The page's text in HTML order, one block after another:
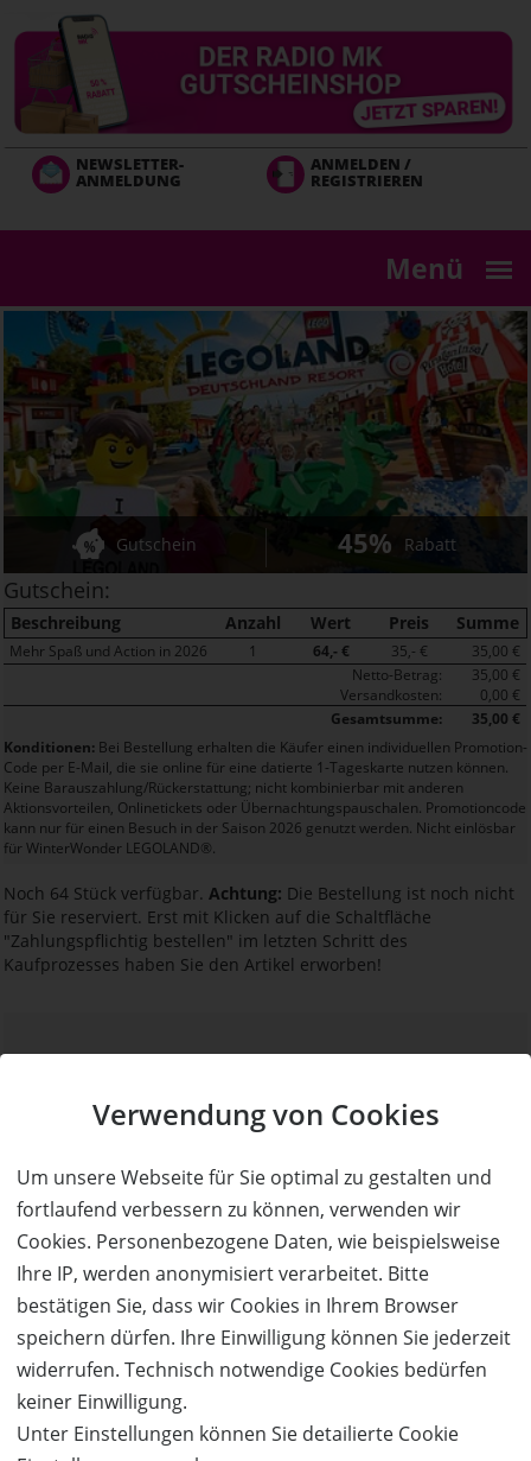
Verwendung von Cookies
Um unsere Webseite für Sie optimal zu gestalten und
fortlaufend verbessern zu können, verwenden wir
Cookies. Personenbezogene Daten, wie beispielsweise
Ihre IP, werden anonymisiert verarbeitet. Bitte
bestätigen Sie, dass wir Cookies in Ihrem Browser
speichern dürfen. Ihre Einwilligung können Sie jederzeit
widerrufen. Technisch notwendige Cookies bedürfen
keiner Einwilligung.
Unter Einstellungen können Sie detailierte Cookie
zum
Inhalt
NEWSLETTER-
ANMELDUNG
ANMELDEN /
REGISTRIEREN
Menü
Gutschein 45% Rabatt
Gutschein:
Beschreibung Anzahl Wert Preis Summe
Mehr Spaß und Action in 2026 1 64,- € 35,- €
35,00 €
Netto-Betrag:
35,00 €
Versandkosten:
0,00 €
Gesamtsumme:
35,00 €
Konditionen: Bei Bestellung erhalten die Käufer einen individuellen Promotion-
Code per E-Mail, die sie online für eine datierte 1-Tageskarte nutzen können.
Keine Barauszahlung/Rückerstattung; nicht kombinierbar mit anderen
Aktionsvorteilen, Onlinetickets oder Übernachtungspauschalen. Promotioncode
kann nur für einen Besuch in der Saison 2026 genutzt werden. Nicht einlösbar
für WinterWonder LEGOLAND®.
Noch 64 Stück verfügbar. Achtung: Die Bestellung ist noch nicht
für Sie reserviert. Erst mit Klicken auf die Schaltfläche
"Zahlungspflichtig bestellen" im letzten Schritt des
Kaufprozesses haben Sie den Artikel erworben!
Sie können bei uns einen Kauf auch ohne Kundenkonto
Möglichkeit, Ihre Daten in einem Kundenkonto speichern zu
lassen.
BESTELLUNG FORTSETZEN
Kauf über bestehendes Kundenkonto
Wenn Sie bereits ein Kundenkonto haben, können Sie sich
nachfolgend einloggen. Die Daten, die zur Bestellung nötig sind,